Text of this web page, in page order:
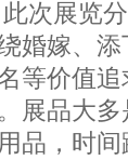
展览分“
婚嫁、
等价值
展品大
品，时